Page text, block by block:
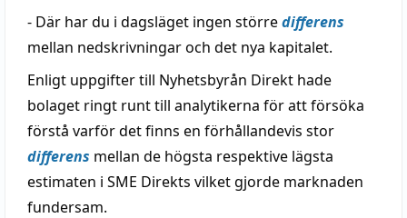
- Där har du i dagsläget ingen störredifferens
mellan nedskrivningar och det nya kapitalet.
Enligt uppgifter till Nyhetsbyrån Direkt hade
bolaget ringt runt till analytikerna för att försöka
förstå varför det finns en förhållandevis stor
differens mellan de högsta respektive lägsta
estimaten i SME Direkts vilket gjorde marknaden
fundersam.